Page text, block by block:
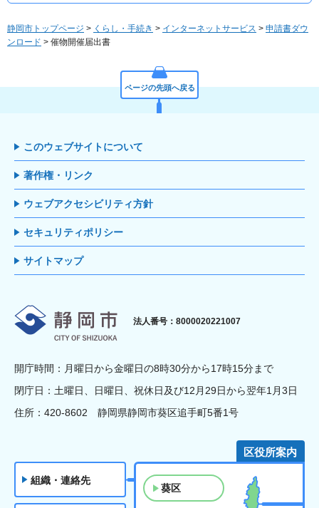
静岡市トップページ > くらし・手続き > インターネットサービス > 申請書ダウ
ンロード > 催物開催届出書
ページの先頭へ戻る
このウェブサイトについて
著作権・リンク
ウェブアクセシビリティ方針
セキュリティポリシー
サイトマップ
静岡市
法人番号：8000020221007
開庁時間：月曜日から金曜日の8時30分から17時15分まで
閉庁日：土曜日、日曜日、祝休日及び12月29日から翌年1月3日
住所：420-8602 静岡県静岡市葵区追手町5番1号
組織・連絡先
区役所案内
葵区